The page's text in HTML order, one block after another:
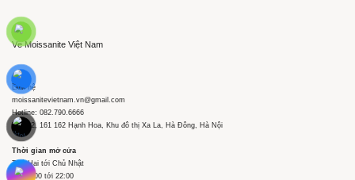
Về Moissanite Việt Nam
Thời gian mở cửa
Thứ Hai tới Chủ Nhật
Từ 09:00 tới 22:00
Liên hệ
moissanitevietnam.vn@gmail.com
Hotline: 082.790.6666
Tầng 2, 161 162 Hạnh Hoa, Khu đô thị Xa La, Hà Đông, Hà Nội